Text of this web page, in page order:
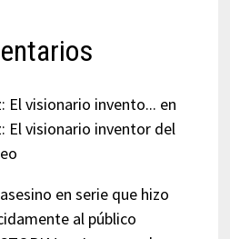
El visionario invento... en
El visionario inventor del
en serie que hizo
al público